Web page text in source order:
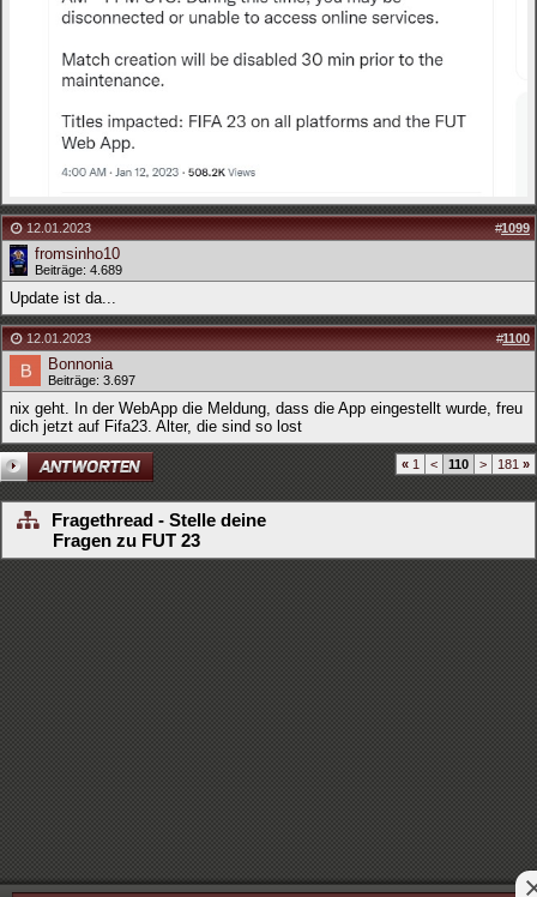
12.01.2023 #1099
fromsinho10
Beiträge: 4.689
Update ist da...
12.01.2023 #1100
Bonnonia
Beiträge: 3.697
nix geht. In der WebApp die Meldung, dass die App eingestellt wurde, freu
dich jetzt auf Fifa23. Alter, die sind so lost
« 1 < 110 > 181 »
Fragethread - Stelle deine
Fragen zu FUT 23